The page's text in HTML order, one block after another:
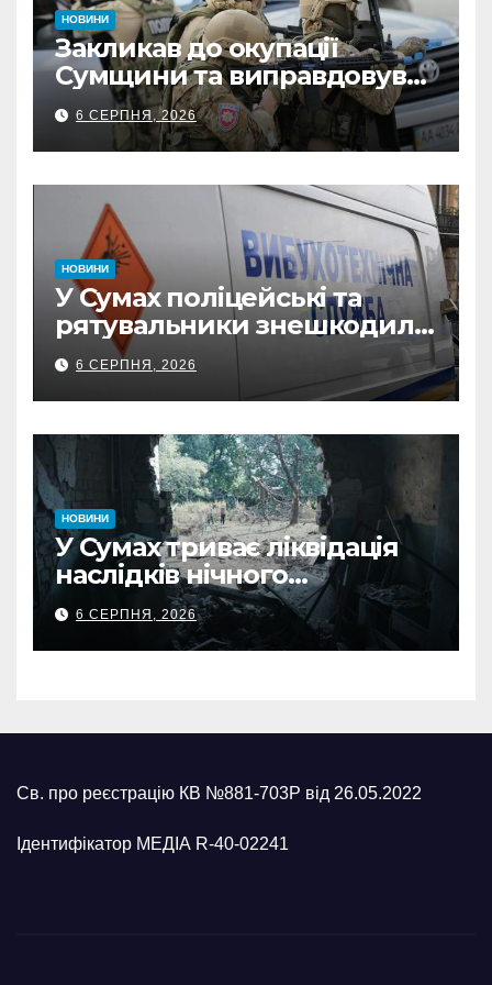
НОВИНИ
Закликав до окупації
Сумщини та виправдовував
обстріли: СБУ викрила
прокремлівського агітатора
з Охтирки
6 СЕРПНЯ, 2026
НОВИНИ
У Сумах поліцейські та
рятувальники знешкодили
500-кілограмову авіабомбу
росіян
6 СЕРПНЯ, 2026
НОВИНИ
У Сумах триває ліквідація
наслідків нічного
масованого удару КАБами
6 СЕРПНЯ, 2026
Св. про реєстрацію КВ №881-703Р від 26.05.2022
Ідентифікатор МЕДІА R-40-02241